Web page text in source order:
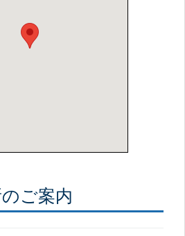
ご案内